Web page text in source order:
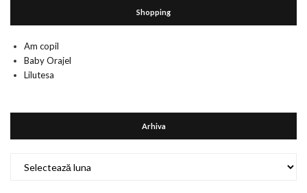
Shopping
Am copil
Baby Orajel
Lilutesa
Arhiva